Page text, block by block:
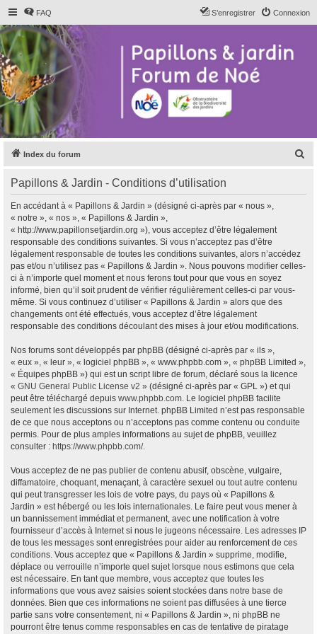
FAQ Connexion
S’enregistrer
Index du forum
Papillons & Jardin - Conditions d’utilisation
En accédant à « Papillons & Jardin » (désigné ci-après par « nous »,
« notre », « nos », « Papillons & Jardin »,
« http://www.papillonsetjardin.org »), vous acceptez d’être légalement
responsable des conditions suivantes. Si vous n’acceptez pas d’être
légalement responsable de toutes les conditions suivantes, alors n’accédez
pas et/ou n’utilisez pas « Papillons & Jardin ». Nous pouvons modifier celles-
ci à n’importe quel moment et nous ferons tout pour que vous en soyez
informé, bien qu’il soit prudent de vérifier régulièrement celles-ci par vous-
même. Si vous continuez d’utiliser « Papillons & Jardin » alors que des
changements ont été effectués, vous acceptez d’être légalement
responsable des conditions découlant des mises à jour et/ou modifications.
Nos forums sont développés par phpBB (désigné ci-après par « ils »,
« eux », « leur », « logiciel phpBB », « www.phpbb.com », « phpBB Limited »,
« Équipes phpBB ») qui est un script libre de forum, déclaré sous la licence
« GNU General Public License v2 » (désigné ci-après par « GPL ») et qui
peut être téléchargé depuis www.phpbb.com. Le logiciel phpBB facilite
seulement les discussions sur Internet. phpBB Limited n’est pas responsable
de ce que nous acceptons ou n’acceptons pas comme contenu ou conduite
permis. Pour de plus amples informations au sujet de phpBB, veuillez
consulter : https://www.phpbb.com/.
Vous acceptez de ne pas publier de contenu abusif, obscène, vulgaire,
diffamatoire, choquant, menaçant, à caractère sexuel ou tout autre contenu
qui peut transgresser les lois de votre pays, du pays où « Papillons &
Jardin » est hébergé ou les lois internationales. Le faire peut vous mener à
un bannissement immédiat et permanent, avec une notification à votre
fournisseur d’accès à Internet si nous le jugeons nécessaire. Les adresses IP
de tous les messages sont enregistrées pour aider au renforcement de ces
conditions. Vous acceptez que « Papillons & Jardin » supprime, modifie,
déplace ou verrouille n’importe quel sujet lorsque nous estimons que cela
est nécessaire. En tant que membre, vous acceptez que toutes les
informations que vous avez saisies soient stockées dans notre base de
données. Bien que ces informations ne soient pas diffusées à une tierce
partie sans votre consentement, ni « Papillons & Jardin », ni phpBB ne
pourront être tenus comme responsables en cas de tentative de piratage